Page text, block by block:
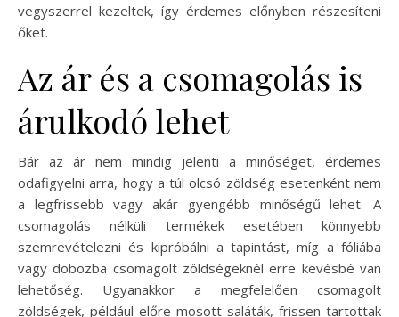
vegyszerrel kezeltek, így érdemes előnyben részesíteni
őket.
Az ár és a csomagolás is
árulkodó lehet
Bár az ár nem mindig jelenti a minőséget, érdemes
odafigyelni arra, hogy a túl olcsó zöldség esetenként nem
a legfrissebb vagy akár gyengébb minőségű lehet. A
csomagolás nélküli termékek esetében könnyebb
szemrevételezni és kipróbálni a tapintást, míg a fóliába
vagy dobozba csomagolt zöldségeknél erre kevésbé van
lehetőség. Ugyanakkor a megfelelően csomagolt
zöldségek, például előre mosott saláták, frissen tartottak